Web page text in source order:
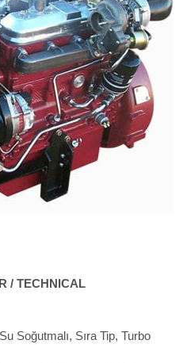
/ TECHNICAL
Soğutmalı, Sıra Tip, Turbo